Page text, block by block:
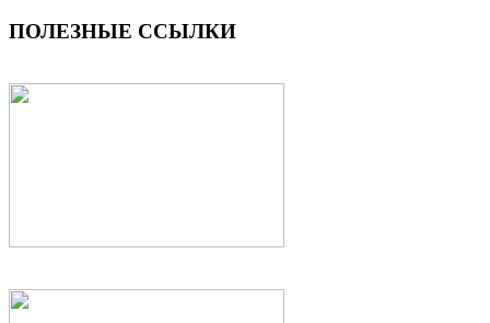
ПОЛЕЗНЫЕ ССЫЛКИ